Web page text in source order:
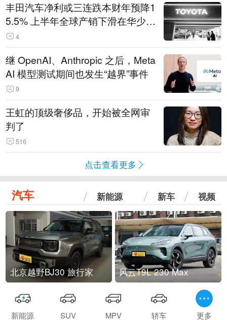
丰田汽车净利或三连跌本财年预降1
5.5% 上半年全球产销下滑在华少卖
14.3万辆
4
继 OpenAI、Anthropic 之后，Meta
AI 模型测试期间也发生“越界”事件
9
王虹的顶级奢侈品，开始被全网审
判了
516
点击查看更多
汽车 新能源 新车 视频
北京越野BJ30 旅行家 风云T9L 230 Max
新能源 SUV MPV 轿车 更多